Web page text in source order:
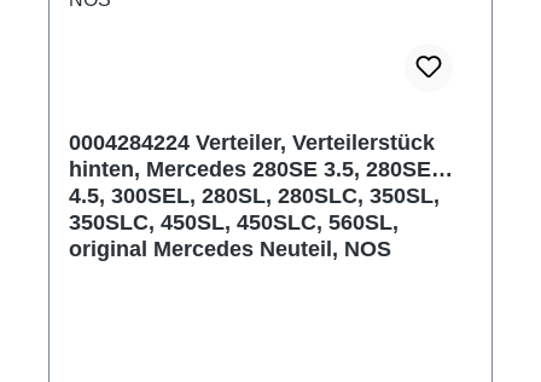
0004284224 Verteiler, Verteilerstück
hinten, Mercedes 280SE 3.5, 280SE
4.5, 300SEL, 280SL, 280SLC, 350SL,
350SLC, 450SL, 450SLC, 560SL,
original Mercedes Neuteil, NOS